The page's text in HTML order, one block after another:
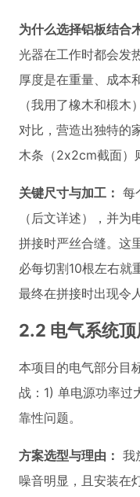
为什么选择铝板结合
光器在工作时都会发
厚度是在重量、成本
（我用了橡木和椴
对比，营造出独特的
木条（2x2cm截面）
关键尺寸与加工： 每
（后文详述），并
拼接时严丝合缝。这
必每切割10根左右就
最终在拼接时出现令
2.2 电气系统
本项目的电气部分目
战：1) 单电源功率过
靠性问题。
方案选型与理由： 我
噪音明显，且安装在